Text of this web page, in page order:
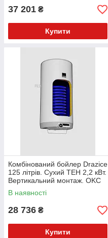
37 201 ₴
Купити
Комбінований бойлер Drazice
125 літрів. Сухий ТЕН 2,2 кВт.
Вертикальний монтаж. OKC
125 1м2
В наявності
28 736 ₴
Купити